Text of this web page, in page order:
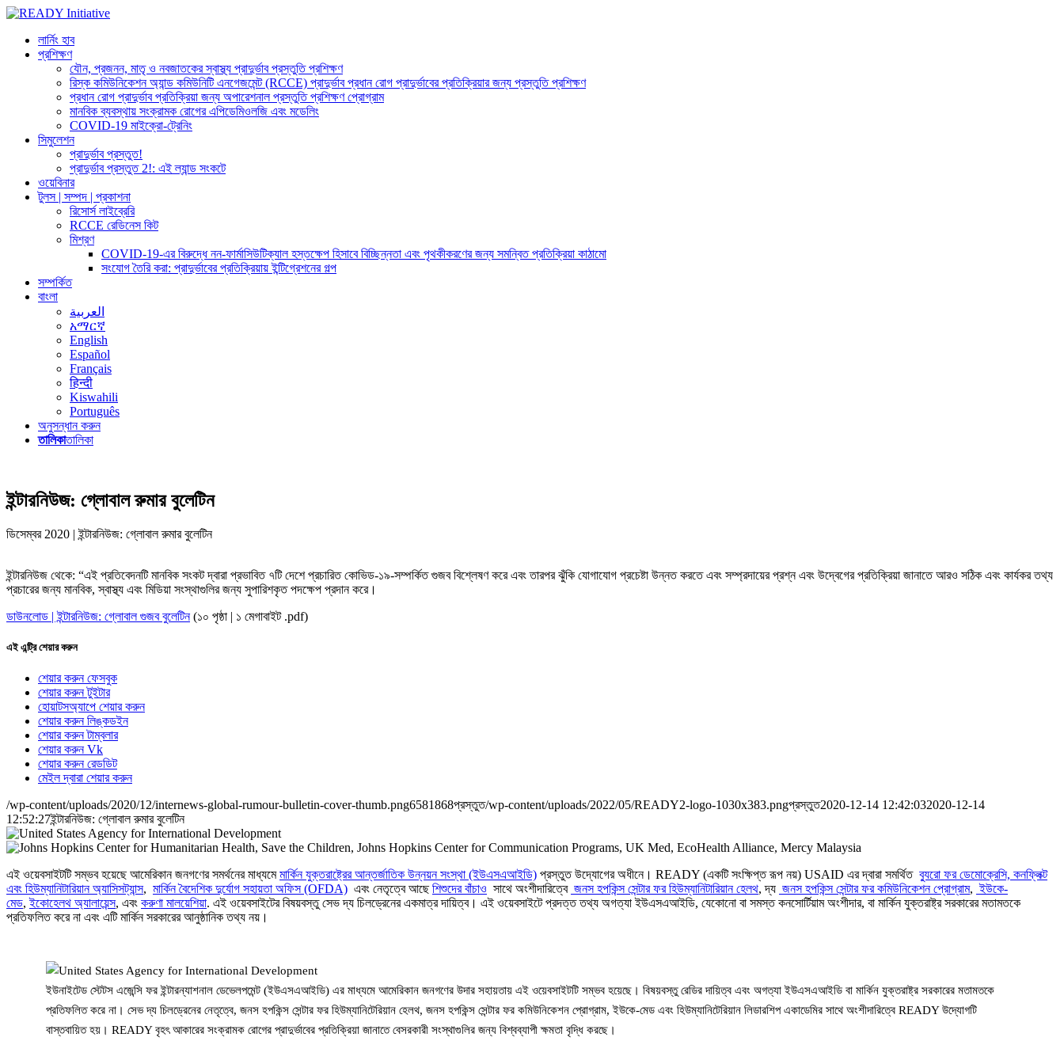
লার্নিং হাব
প্রশিক্ষণ
যৌন, প্রজনন, মাতৃ ও নবজাতকের স্বাস্থ্য প্রাদুর্ভাব প্রস্তুতি প্রশিক্ষণ
রিস্ক কমিউনিকেশন অ্যান্ড কমিউনিটি এনগেজমেন্ট (RCCE) প্রাদুর্ভাব প্রধান রোগ প্রাদুর্ভাবের প্রতিক্রিয়ার জন্য প্রস্তুতি প্রশিক্ষণ
প্রধান রোগ প্রাদুর্ভাব প্রতিক্রিয়া জন্য অপারেশনাল প্রস্তুতি প্রশিক্ষণ প্রোগ্রাম
মানবিক ব্যবস্থায় সংক্রামক রোগের এপিডেমিওলজি এবং মডেলিং
COVID-19 মাইক্রো-ট্রেনিং
সিমুলেশন
প্রাদুর্ভাব প্রস্তুত!
প্রাদুর্ভাব প্রস্তুত 2!: এই ল্যান্ড সংকটে
ওয়েবিনার
টুলস | সম্পদ | প্রকাশনা
রিসোর্স লাইব্রেরি
RCCE রেডিনেস কিট
মিশ্রণ
COVID-19-এর বিরুদ্ধে নন-ফার্মাসিউটিক্যাল হস্তক্ষেপ হিসাবে বিচ্ছিন্নতা এবং পৃথকীকরণের জন্য সমন্বিত প্রতিক্রিয়া কাঠামো
সংযোগ তৈরি করা: প্রাদুর্ভাবের প্রতিক্রিয়ায় ইন্টিগ্রেশনের গল্প
সম্পর্কিত
বাংলা
العربية
አማርኛ
English
Español
Français
हिन्दी
Kiswahili
Português
অনুসন্ধান করুন
তালিকাতালিকা
ইন্টারনিউজ: গ্লোবাল রুমার বুলেটিন
ডিসেম্বর 2020 | ইন্টারনিউজ: গ্লোবাল রুমার বুলেটিন
ইন্টারনিউজ থেকে: “এই প্রতিবেদনটি মানবিক সংকট দ্বারা প্রভাবিত ৭টি দেশে প্রচারিত কোভিড-১৯-সম্পর্কিত গুজব বিশ্লেষণ করে এবং তারপর ঝুঁকি যোগাযোগ প্রচেষ্টা উন্নত করতে এবং সম্প্রদায়ের প্রশ্ন এবং উদ্বেগের প্রতিক্রিয়া জানাতে আরও সঠিক এবং কার্যকর তথ্য
প্রচারের জন্য মানবিক, স্বাস্থ্য এবং মিডিয়া সংস্থাগুলির জন্য সুপারিশকৃত পদক্ষেপ প্রদান করে।
ডাউনলোড | ইন্টারনিউজ: গ্লোবাল গুজব বুলেটিন(১০ পৃষ্ঠা | ১ মেগাবাইট .pdf)
এই এন্ট্রি শেয়ার করুন
শেয়ার করুন ফেসবুক
শেয়ার করুন টুইটার
হোয়াটসঅ্যাপে শেয়ার করুন
শেয়ার করুন লিঙ্কডইন
শেয়ার করুন টাম্বলার
শেয়ার করুন Vk
শেয়ার করুন রেডডিট
মেইল দ্বারা শেয়ার করুন
/wp-content/uploads/2020/12/internews-global-rumour-bulletin-cover-thumb.png6581868প্রস্তুত/wp-content/uploads/2022/05/READY2-logo-1030x383.pngপ্রস্তুত2020-12-14 12:42:032020-12-14
12:52:27ইন্টারনিউজ: গ্লোবাল রুমার বুলেটিন
এই ওয়েবসাইটটি সম্ভব হয়েছে আমেরিকান জনগণের সমর্থনের মাধ্যমেমার্কিন যুক্তরাষ্ট্রের আন্তর্জাতিক উন্নয়ন সংস্থা (ইউএসএআইডি) প্রস্তুত উদ্যোগের অধীনে। READY (একটি সংক্ষিপ্ত রূপ নয়) USAID এর দ্বারা সমর্থিত ব্যুরো ফর ডেমোক্রেসি, কনফ্লিক্ট
এবং হিউম্যানিটারিয়ান অ্যাসিসট্যান্স, মার্কিন বৈদেশিক দুর্যোগ সহায়তা অফিস (OFDA) এবং নেতৃত্বে আছেশিশুদের বাঁচাও সাথে অংশীদারিত্বে জনস হপকিন্স সেন্টার ফর হিউম্যানিটারিয়ান হেলথ, দ্য জনস হপকিন্স সেন্টার ফর কমিউনিকেশন প্রোগ্রাম, ইউকে-
মেড,ইকোহেলথ অ্যালায়েন্স, এবং করুণা মালয়েশিয়া. এই ওয়েবসাইটের বিষয়বস্তু সেভ দ্য চিলড্রেনের একমাত্র দায়িত্ব। এই ওয়েবসাইটে প্রদত্ত তথ্য অগত্যা ইউএসএআইডি, যেকোনো বা সমস্ত কনসোর্টিয়াম অংশীদার, বা মার্কিন যুক্তরাষ্ট্র সরকারের মতামতকে
প্রতিফলিত করে না এবং এটি মার্কিন সরকারের আনুষ্ঠানিক তথ্য নয়।
ইউনাইটেড স্টেটস এজেন্সি ফর ইন্টারন্যাশনাল ডেভেলপমেন্ট (ইউএসএআইডি) এর মাধ্যমে আমেরিকান জনগণের উদার সহায়তায় এই ওয়েবসাইটটি সম্ভব হয়েছে। বিষয়বস্তু রেডির দায়িত্ব এবং অগত্যা ইউএসএআইডি বা মার্কিন যুক্তরাষ্ট্র সরকারের মতামতকে
প্রতিফলিত করে না। সেভ দ্য চিলড্রেনের নেতৃত্বে, জনস হপকিন্স সেন্টার ফর হিউম্যানিটেরিয়ান হেলথ, জনস হপকিন্স সেন্টার ফর কমিউনিকেশন প্রোগ্রাম, ইউকে-মেড এবং হিউম্যানিটেরিয়ান লিডারশিপ একাডেমির সাথে অংশীদারিত্বে READY উদ্যোগটি
বাস্তবায়িত হয়। READY বৃহৎ আকারের সংক্রামক রোগের প্রাদুর্ভাবের প্রতিক্রিয়া জানাতে বেসরকারী সংস্থাগুলির জন্য বিশ্বব্যাপী ক্ষমতা বৃদ্ধি করছে।